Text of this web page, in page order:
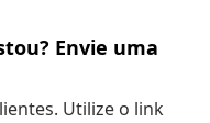
Envie uma
Utilize o link